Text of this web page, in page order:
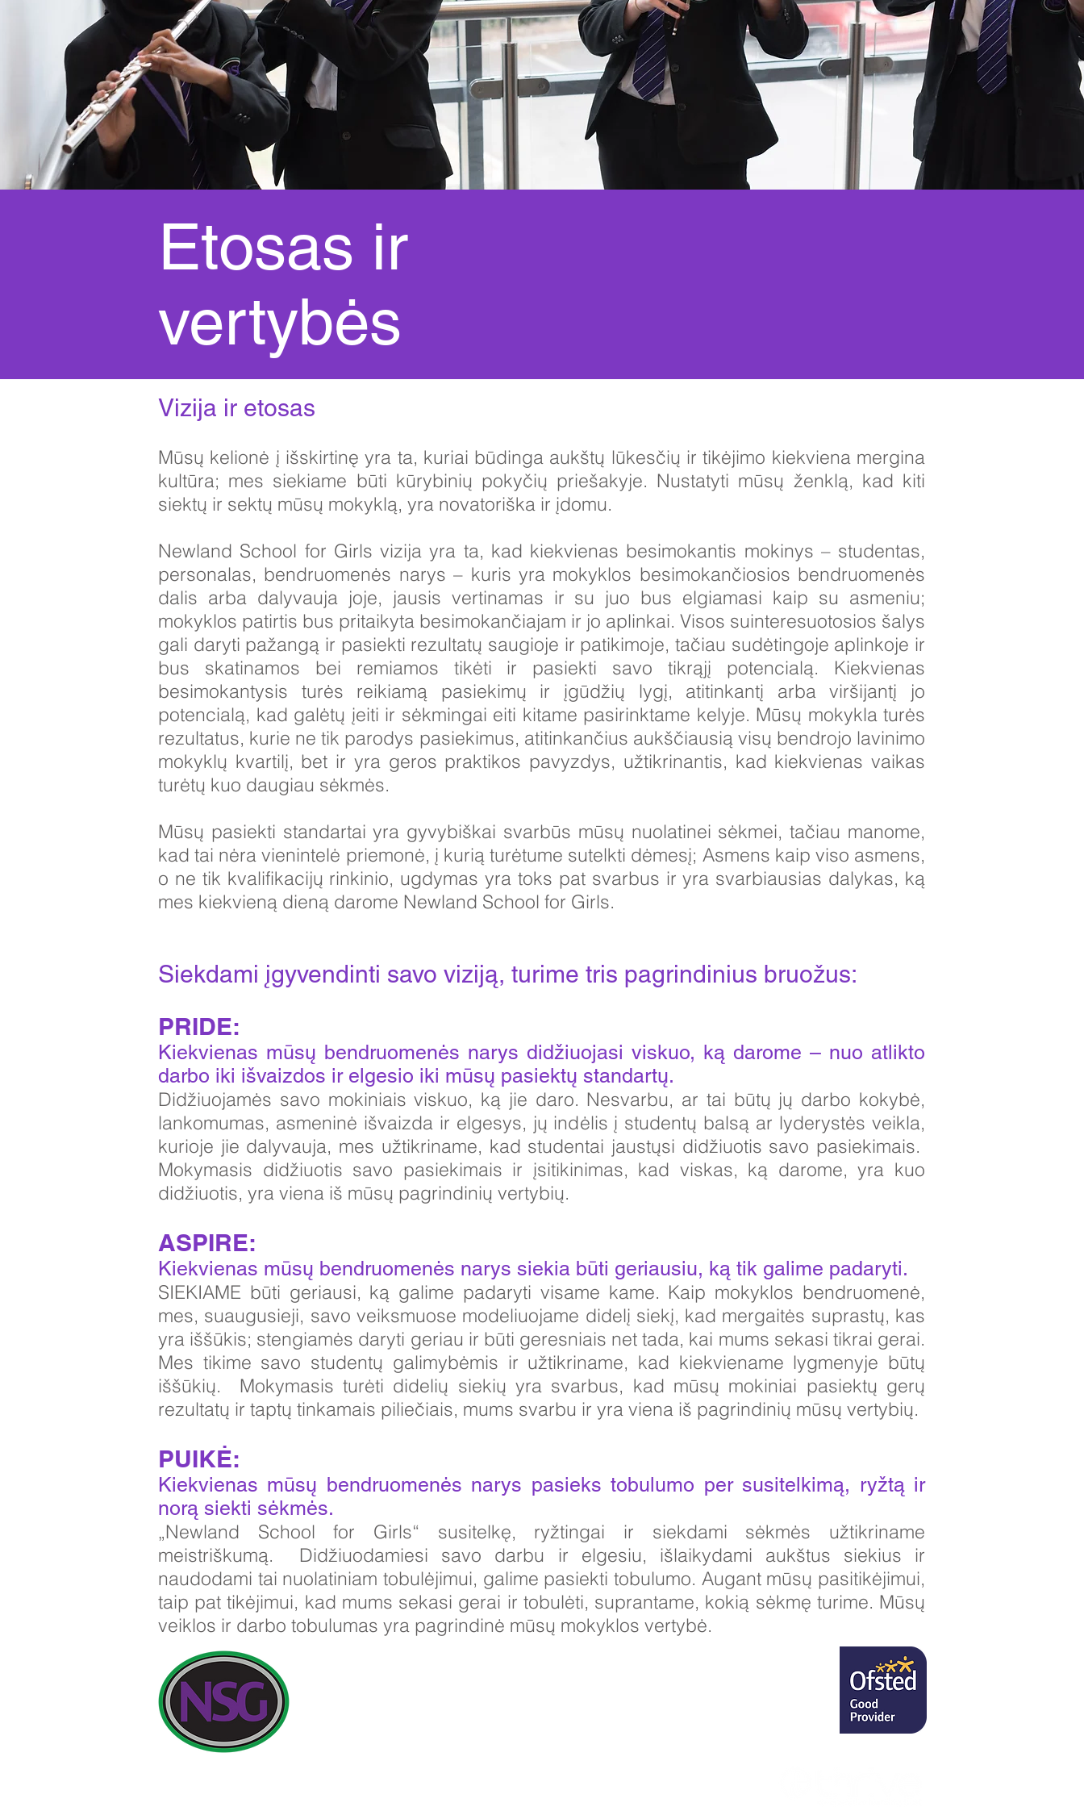
Etosas ir
vertybės
Vizija ir etosas
Mūsų kelionė į išskirtinę yra ta, kuriai būdinga aukštų lūkesčių ir tikėjimo kiekviena mergina
kultūra; mes siekiame būti kūrybinių pokyčių priešakyje. Nustatyti mūsų ženklą, kad kiti
siektų ir sektų mūsų mokyklą, yra novatoriška ir įdomu.
Newland School for Girls vizija yra ta, kad kiekvienas besimokantis mokinys – studentas,
personalas, bendruomenės narys – kuris yra mokyklos besimokančiosios bendruomenės
dalis arba dalyvauja joje, jausis vertinamas ir su juo bus elgiamasi kaip su asmeniu;
mokyklos patirtis bus pritaikyta besimokančiajam ir jo aplinkai. Visos suinteresuotosios šalys
gali daryti pažangą ir pasiekti rezultatų saugioje ir patikimoje, tačiau sudėtingoje aplinkoje ir
bus skatinamos bei remiamos tikėti ir pasiekti savo tikrąjį potencialą. Kiekvienas
besimokantysis turės reikiamą pasiekimų ir įgūdžių lygį, atitinkantį arba viršijantį jo
potencialą, kad galėtų įeiti ir sėkmingai eiti kitame pasirinktame kelyje. Mūsų mokykla turės
rezultatus, kurie ne tik parodys pasiekimus, atitinkančius aukščiausią visų bendrojo lavinimo
mokyklų kvartilį, bet ir yra geros praktikos pavyzdys, užtikrinantis, kad kiekvienas vaikas
turėtų kuo daugiau sėkmės.
Mūsų pasiekti standartai yra gyvybiškai svarbūs mūsų nuolatinei sėkmei, tačiau manome,
kad tai nėra vienintelė priemonė, į kurią turėtume sutelkti dėmesį; Asmens kaip viso asmens,
o ne tik kvalifikacijų rinkinio, ugdymas yra toks pat svarbus ir yra svarbiausias dalykas, ką
mes kiekvieną dieną darome Newland School for Girls.
Siekdami įgyvendinti savo viziją, turime tris pagrindinius bruožus: ​
PRIDE:
Kiekvienas mūsų bendruomenės narys didžiuojasi viskuo, ką darome – nuo atlikto
darbo iki išvaizdos ir elgesio iki mūsų pasiektų standartų.
Didžiuojamės savo mokiniais viskuo, ką jie daro. Nesvarbu, ar tai būtų jų darbo kokybė,
lankomumas, asmeninė išvaizda ir elgesys, jų indėlis į studentų balsą ar lyderystės veikla,
kurioje jie dalyvauja, mes užtikriname, kad studentai jaustųsi didžiuotis savo pasiekimais.
Mokymasis didžiuotis savo pasiekimais ir įsitikinimas, kad viskas, ką darome, yra kuo
didžiuotis, yra viena iš mūsų pagrindinių vertybių.
ASPIRE:
Kiekvienas mūsų bendruomenės narys siekia būti geriausiu, ką tik galime padaryti.
SIEKIAME būti geriausi, ką galime padaryti visame kame. Kaip mokyklos bendruomenė,
mes, suaugusieji, savo veiksmuose modeliuojame didelį siekį, kad mergaitės suprastų, kas
yra iššūkis; stengiamės daryti geriau ir būti geresniais net tada, kai mums sekasi tikrai gerai.
Mes tikime savo studentų galimybėmis ir užtikriname, kad kiekviename lygmenyje būtų
iššūkių. Mokymasis turėti didelių siekių yra svarbus, kad mūsų mokiniai pasiektų gerų
rezultatų ir taptų tinkamais piliečiais, mums svarbu ir yra viena iš pagrindinių mūsų vertybių.
PUIKĖ:
Kiekvienas mūsų bendruomenės narys pasieks tobulumo per susitelkimą, ryžtą ir
norą siekti sėkmės.
„Newland School for Girls“ susitelkę, ryžtingai ir siekdami sėkmės užtikriname
meistriškumą. Didžiuodamiesi savo darbu ir elgesiu, išlaikydami aukštus siekius ir
naudodami tai nuolatiniam tobulėjimui, galime pasiekti tobulumo. Augant mūsų pasitikėjimui,
taip pat tikėjimui, kad mums sekasi gerai ir tobulėti, suprantame, kokią sėkmę turime. Mūsų
veiklos ir darbo tobulumas yra pagrindinė mūsų mokyklos vertybė.